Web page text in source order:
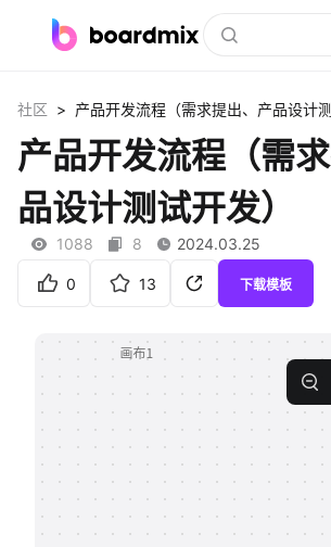
社区资源
会员
企业服务
客户案例
支持
知识分享社区
社区 > 产品开发流程（需求提出、产品设计测
产品开发流程（需
品设计测试开发）
1088 8 2024.03.25
0 13 下载模板